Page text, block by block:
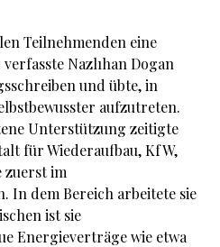
Teilnehmenden eine
Nazlıhan Dogan
und übte, in
aufzutreten.
Unterstützung zeitigte
für Wiederaufbau, KfW,
zuerst im
In dem Bereich arbeitete sie
ist sie
Energieverträge wie etwa